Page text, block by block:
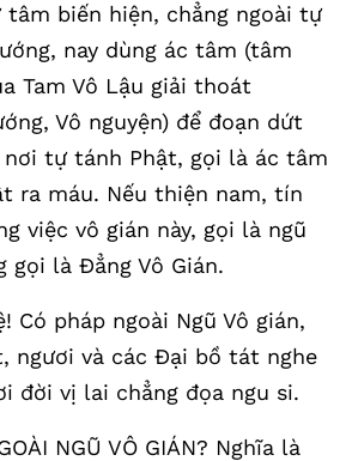
biến hiện, chẳng ngoài tự
nay dùng ác tâm (tâm
Tam Vô Lậu giải thoát
Vô nguyện) để đoạn dứt
tự tánh Phật, gọi là ác tâm
ra máu. Nếu thiện nam, tín
việc vô gián này, gọi là ngũ
gọi là Đẳng Vô Gián.
Có pháp ngoài Ngũ Vô gián,
ngươi và các Đại bồ tát nghe
đời vị lai chẳng đọa ngu si.
NGŨ VÔ GIÁN? Nghĩa là